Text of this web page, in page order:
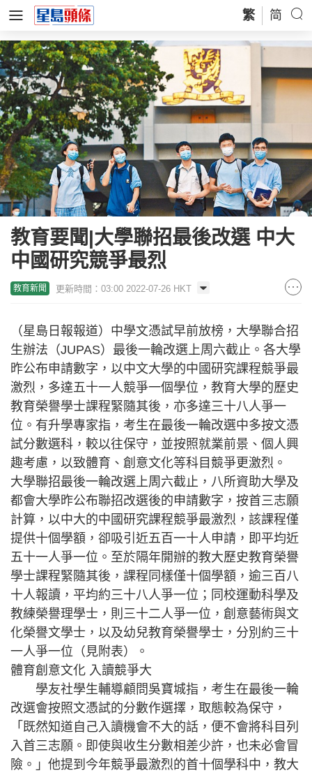
繁 简
教育要聞|大學聯招最後改選 中大
中國研究競爭最烈
教育新聞 更新時間：03:00 2022-07-26 HKT
（星島日報報道）中學文憑試早前放榜，大學聯合招
生辦法（JUPAS）最後一輪改選上周六截止。各大學
昨公布申請數字，以中文大學的中國研究課程競爭最
激烈，多達五十一人競爭一個學位，教育大學的歷史
教育榮譽學士課程緊隨其後，亦多達三十八人爭一
位。有升學專家指，考生在最後一輪改選中多按文憑
試分數選科，較以往保守，並按照就業前景、個人興
趣考慮，以致體育、創意文化等科目競爭更激烈。
大學聯招最後一輪改選上周六截止，八所資助大學及
都會大學昨公布聯招改選後的申請數字，按首三志願
計算，以中大的中國研究課程競爭最激烈，該課程僅
提供十個學額，卻吸引近五百一十人申請，即平均近
五十一人爭一位。至於隔年開辦的教大歷史教育榮譽
學士課程緊隨其後，課程同樣僅十個學額，逾三百八
十人報讀，平均約三十八人爭一位；同校運動科學及
教練榮譽理學士，則三十二人爭一位，創意藝術與文
化榮譽文學士，以及幼兒教育榮譽學士，分別約三十
一人爭一位（見附表）。
體育創意文化 入讀競爭大
學友社學生輔導顧問吳寶城指，考生在最後一輪
改選會按照文憑試的分數作選擇，取態較為保守，
「既然知道自己入讀機會不大的話，便不會將科目列
入首三志願。即使與收生分數相差少許，也未必會冒
險。」他提到今年競爭最激烈的首十個學科中，教大